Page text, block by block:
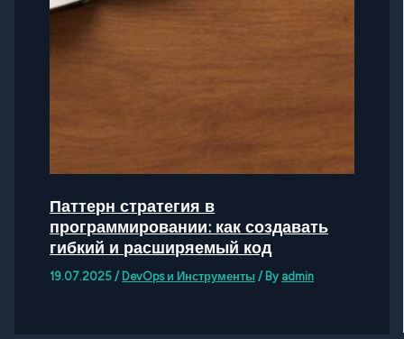
Паттерн стратегия в
программировании: как создавать
гибкий и расширяемый код
19.07.2025/ DevOps и Инструменты / By admin